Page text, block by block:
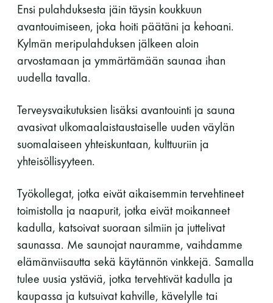
Suomen Saunaseura ry
Vaskiniementie 10, 00200 Helsinki
Kahvio/kassa 050 372 4167
Y-tunnus: 0116872-9
Tietosuojaseloste
YHTEYSTIEDOT
Saunaseuran tarkoitus
Suomen Saunaseura vaalii perinteisiä, kohteliaita
Ensi pulahduksesta jäin täysin koukkuun
avantouimiseen, joka hoiti päätäni ja kehoani.
Kylmän meripulahduksen jälkeen aloin
arvostamaan ja ymmärtämään saunaa ihan
uudella tavalla.
Terveysvaikutuksien lisäksi avantouinti ja sauna
avasivat ulkomaalaistaustaiselle uuden väylän
suomalaiseen yhteiskuntaan, kulttuuriin ja
yhteisöllisyyteen.
Työkollegat, jotka eivät aikaisemmin tervehtineet
toimistolla ja naapurit, jotka eivät moikanneet
kadulla, katsoivat suoraan silmiin ja juttelivat
saunassa. Me saunojat nauramme, vaihdamme
elämänviisautta sekä käytännön vinkkejä. Samalla
tulee uusia ystäviä, jotka tervehtivät kadulla ja
kaupassa ja kutsuivat kahville, kävelylle tai